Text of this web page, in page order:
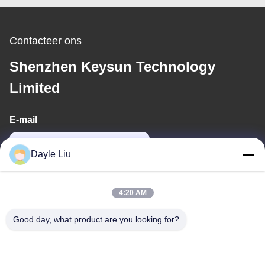
Contacteer ons
Shenzhen Keysun Technology
Limited
E-mail
Dayle Liu
4:20 AM
Good day, what product are you looking for?